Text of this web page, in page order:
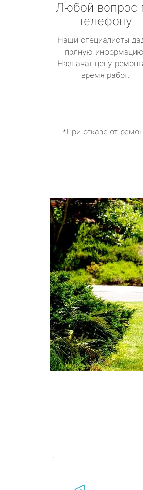
Любой вопрос
телефону
Наши специалисты
полную
Назначат цену
время работ.
*При отказе от